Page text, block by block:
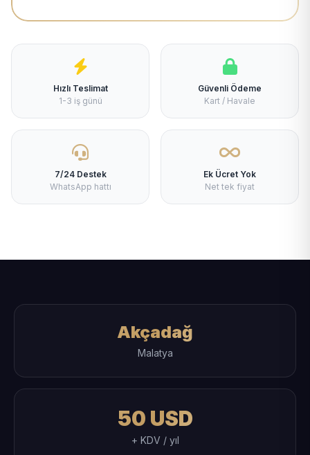
Hızlı Teslimat
1-3 iş günü
Güvenli Ödeme
Kart / Havale
7/24 Destek
WhatsApp hattı
Ek Ücret Yok
Net tek fiyat
Akçadağ
Malatya
50 USD
+ KDV / yıl